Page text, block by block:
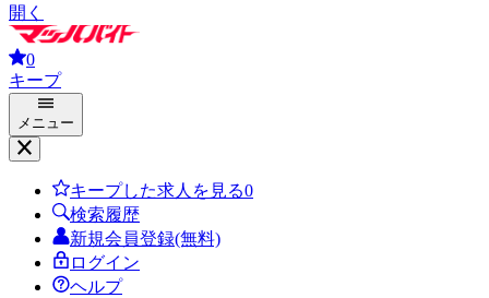
開く
0
キープ
メニュー
キープした求人を見る0
検索履歴
新規会員登録(無料)
ログイン
ヘルプ